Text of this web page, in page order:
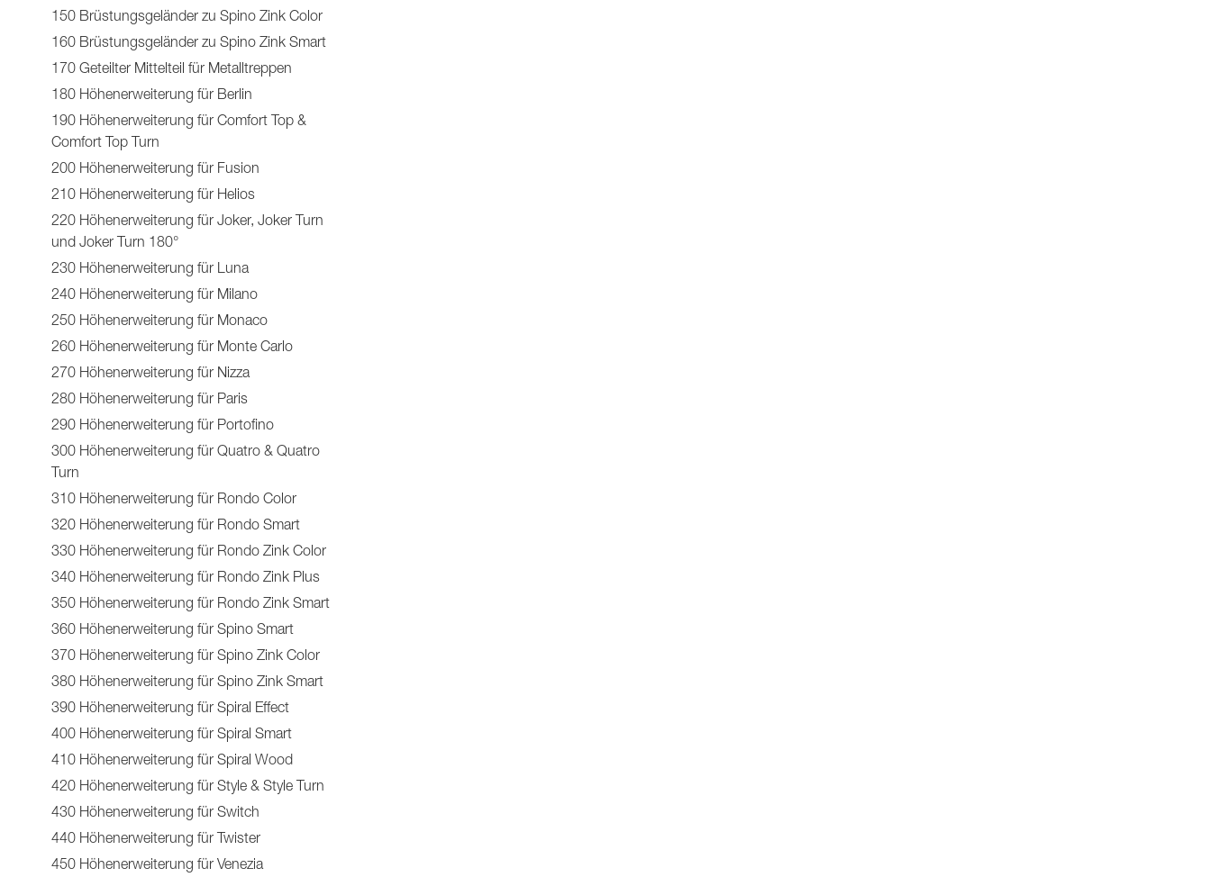
150 Brüstungsgeländer zu Spino Zink Color
160 Brüstungsgeländer zu Spino Zink Smart
170 Geteilter Mittelteil für Metalltreppen
180 Höhenerweiterung für Berlin
190 Höhenerweiterung für Comfort Top &
Comfort Top Turn
200 Höhenerweiterung für Fusion
210 Höhenerweiterung für Helios
220 Höhenerweiterung für Joker, Joker Turn
und Joker Turn 180°
230 Höhenerweiterung für Luna
240 Höhenerweiterung für Milano
250 Höhenerweiterung für Monaco
260 Höhenerweiterung für Monte Carlo
270 Höhenerweiterung für Nizza
280 Höhenerweiterung für Paris
290 Höhenerweiterung für Portofino
300 Höhenerweiterung für Quatro & Quatro
Turn
310 Höhenerweiterung für Rondo Color
320 Höhenerweiterung für Rondo Smart
330 Höhenerweiterung für Rondo Zink Color
340 Höhenerweiterung für Rondo Zink Plus
350 Höhenerweiterung für Rondo Zink Smart
360 Höhenerweiterung für Spino Smart
370 Höhenerweiterung für Spino Zink Color
380 Höhenerweiterung für Spino Zink Smart
390 Höhenerweiterung für Spiral Effect
400 Höhenerweiterung für Spiral Smart
410 Höhenerweiterung für Spiral Wood
420 Höhenerweiterung für Style & Style Turn
430 Höhenerweiterung für Switch
440 Höhenerweiterung für Twister
450 Höhenerweiterung für Venezia